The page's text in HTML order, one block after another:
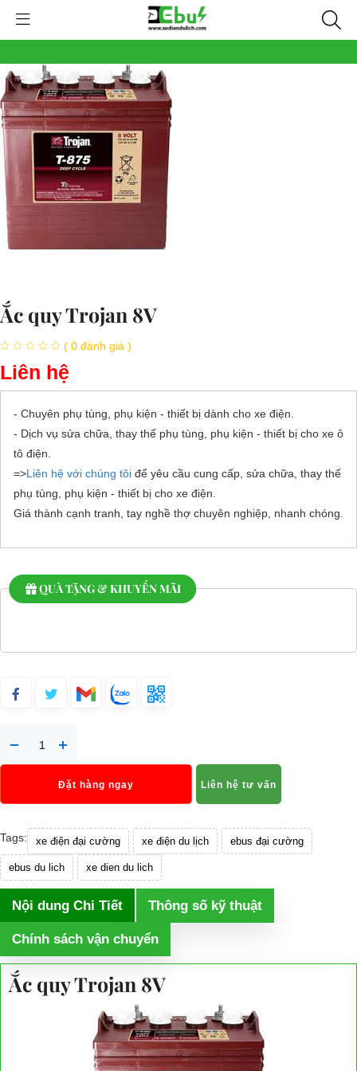
Ắc quy Trojan 8V
( 0 đánh giá )
Liên hệ
- Chuyên phụ tùng, phụ kiện - thiết bị dành cho xe điện.
- Dịch vụ sửa chữa, thay thế phụ tùng, phụ kiện - thiết bị cho xe ô
tô điện.
=>Liên hệ với chúng tôi để yêu cầu cung cấp, sửa chữa, thay thế
phụ tùng, phụ kiện - thiết bị cho xe điện.
Giá thành cạnh tranh, tay nghề thợ chuyên nghiệp, nhanh chóng.
QUÀ TẶNG & KHUYẾN MÃI
Đặt hàng ngay Liên hệ tư vấn
Tags: xe điện đại cường xe điện du lịch ebus đại cường
ebus du lich xe dien du lich
Nội dung Chi Tiết Thông số kỹ thuật
Chính sách vận chuyển
Ắc quy Trojan 8V